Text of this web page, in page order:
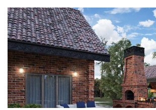
В этой статье мы расскажем о
нужно учесть при выборе и
облицовочных материалов